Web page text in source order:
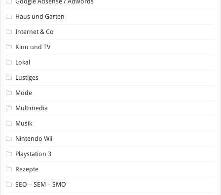
Haus und Garten
Internet & Co
Kino und TV
Lokal
Lustiges
Mode
Multimedia
Musik
Nintendo Wii
Playstation 3
Rezepte
SEO – SEM – SMO